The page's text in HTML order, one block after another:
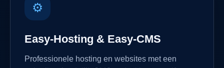
⚙
Easy-Hosting & Easy-CMS
Professionele hosting en websites met een